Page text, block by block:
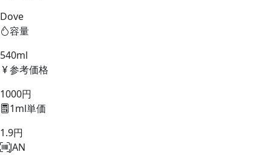
Dove
容量
540ml
参考価格
1000円
1ml単価
1.9円
JAN